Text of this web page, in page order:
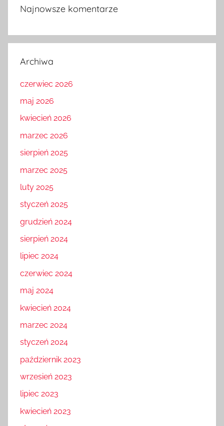
Najnowsze komentarze
Archiwa
czerwiec 2026
maj 2026
kwiecień 2026
marzec 2026
sierpień 2025
marzec 2025
luty 2025
styczeń 2025
grudzień 2024
sierpień 2024
lipiec 2024
czerwiec 2024
maj 2024
kwiecień 2024
marzec 2024
styczeń 2024
październik 2023
wrzesień 2023
lipiec 2023
kwiecień 2023